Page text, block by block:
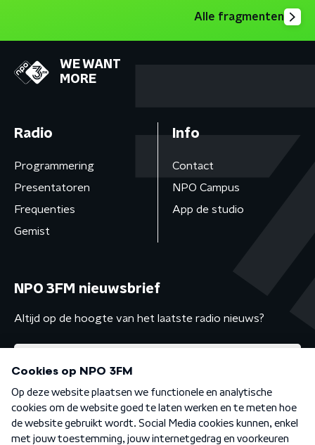
Alle fragmenten
WE WANT
MORE
Radio
Programmering
Presentatoren
Frequenties
Gemist
Info
Contact
NPO Campus
App de studio
NPO 3FM nieuwsbrief
Altijd op de hoogte van het laatste radio nieuws?
Algemene voorwaarden Privacybeleid